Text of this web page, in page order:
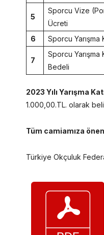
5
Sporcu Vize
Ücreti
6 Sporcu Yarışma
7
Sporcu Yarışma
Bedeli
2023 Yılı Yarışma
1.000,00.TL. olarak
Tüm camiamıza
Türkiye Okçuluk